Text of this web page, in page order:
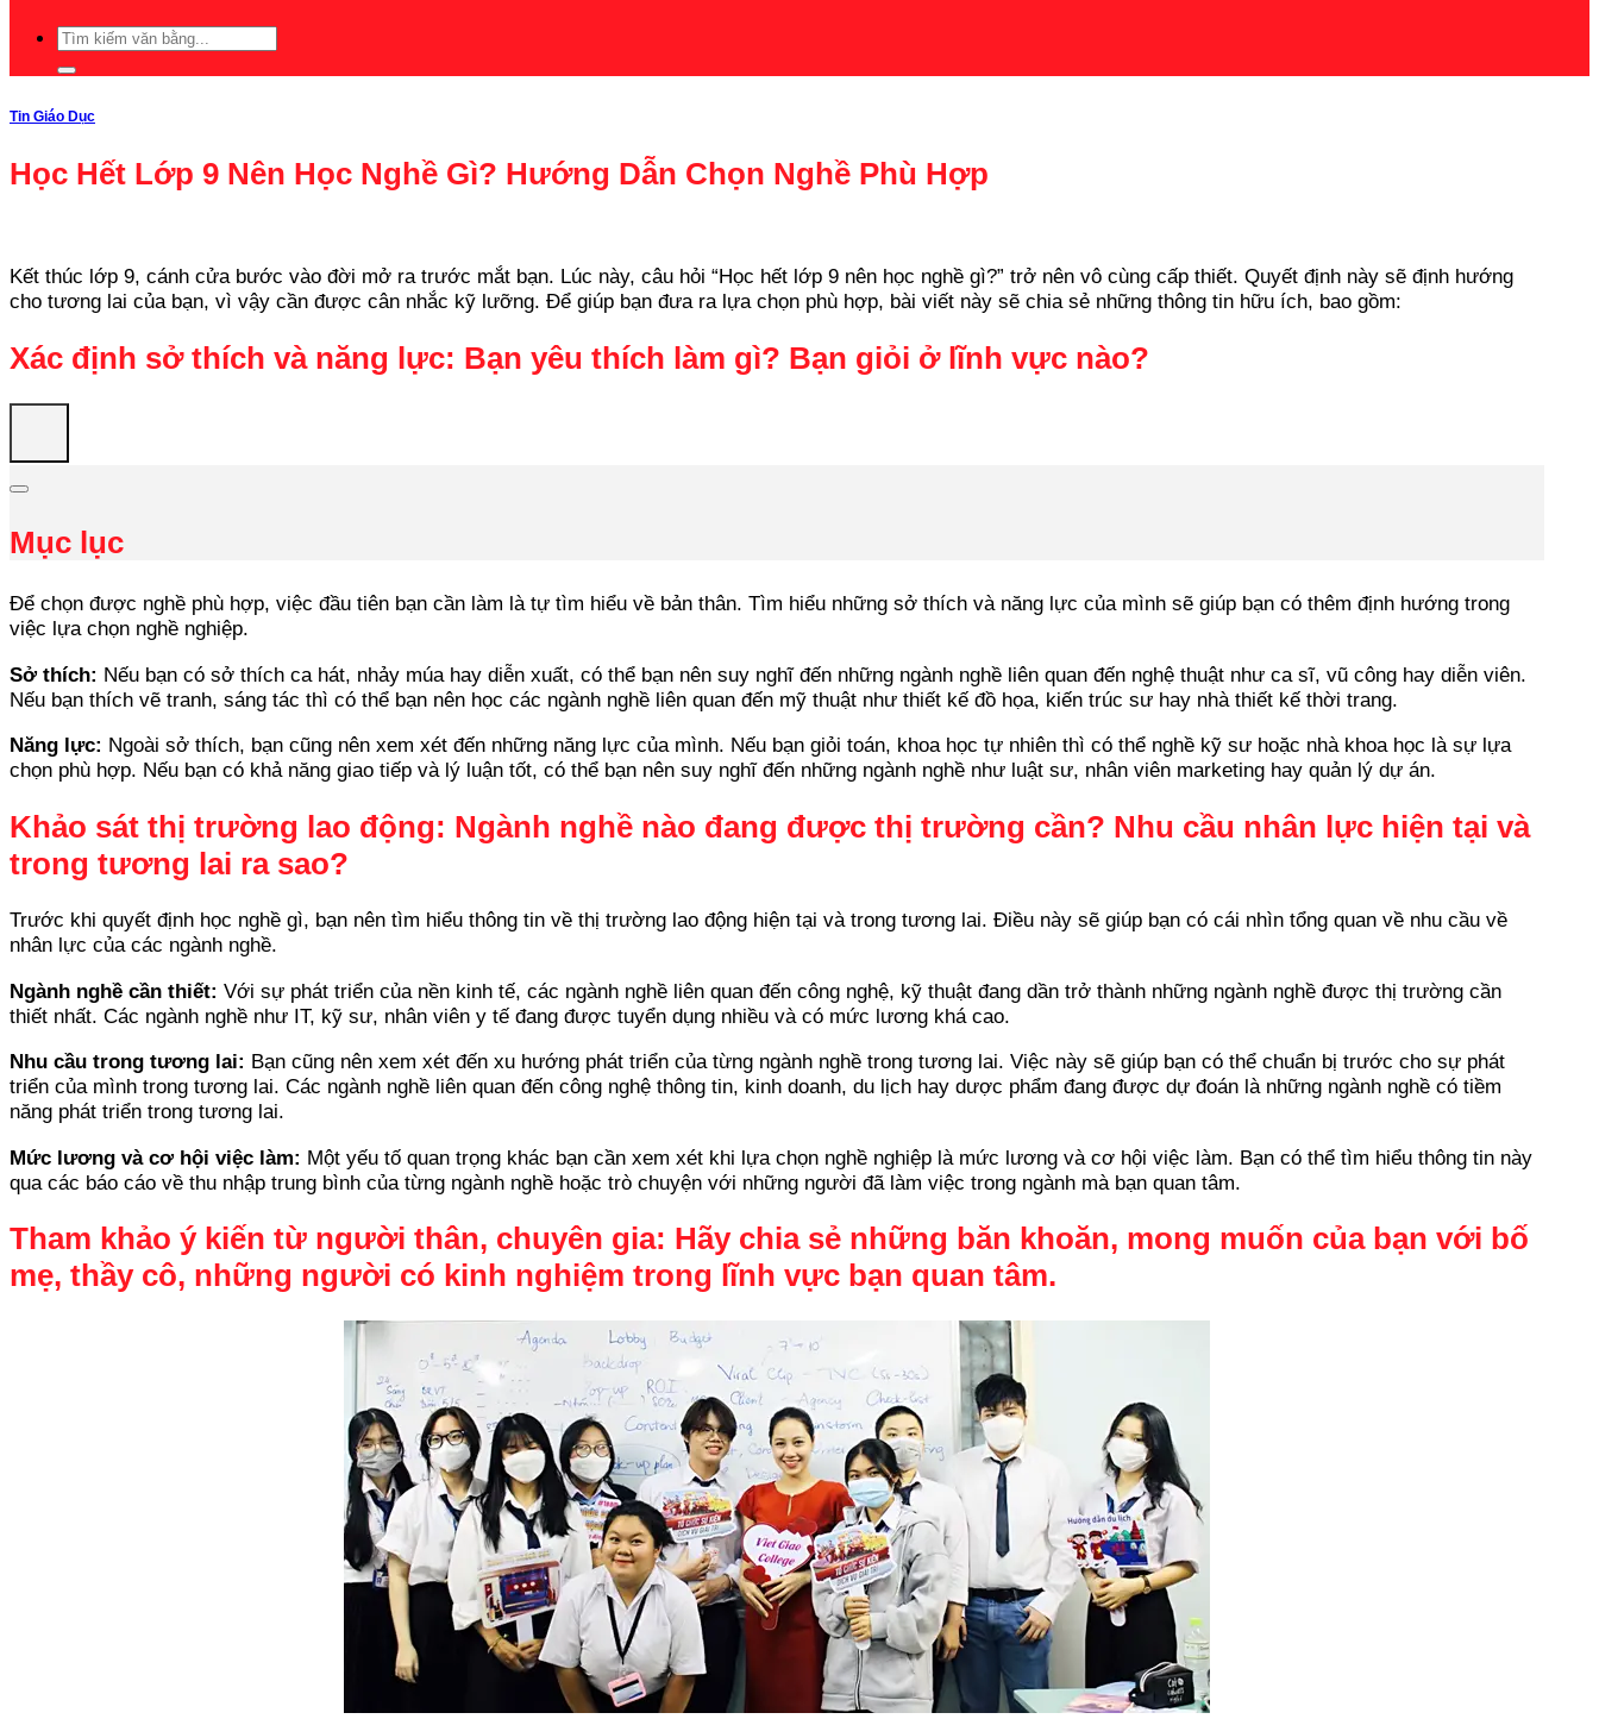
Tin Giáo Dục
Học Hết Lớp 9 Nên Học Nghề Gì? Hướng Dẫn Chọn Nghề Phù Hợp
Kết thúc lớp 9, cánh cửa bước vào đời mở ra trước mắt bạn. Lúc này, câu hỏi “Học hết lớp 9 nên học nghề gì?” trở nên vô cùng cấp thiết. Quyết định này sẽ định hướng
cho tương lai của bạn, vì vậy cần được cân nhắc kỹ lưỡng. Để giúp bạn đưa ra lựa chọn phù hợp, bài viết này sẽ chia sẻ những thông tin hữu ích, bao gồm:
Xác định sở thích và năng lực: Bạn yêu thích làm gì? Bạn giỏi ở lĩnh vực nào?
Mục lục
Để chọn được nghề phù hợp, việc đầu tiên bạn cần làm là tự tìm hiểu về bản thân. Tìm hiểu những sở thích và năng lực của mình sẽ giúp bạn có thêm định hướng trong
việc lựa chọn nghề nghiệp.
Sở thích: Nếu bạn có sở thích ca hát, nhảy múa hay diễn xuất, có thể bạn nên suy nghĩ đến những ngành nghề liên quan đến nghệ thuật như ca sĩ, vũ công hay diễn viên.
Nếu bạn thích vẽ tranh, sáng tác thì có thể bạn nên học các ngành nghề liên quan đến mỹ thuật như thiết kế đồ họa, kiến trúc sư hay nhà thiết kế thời trang.
Năng lực: Ngoài sở thích, bạn cũng nên xem xét đến những năng lực của mình. Nếu bạn giỏi toán, khoa học tự nhiên thì có thể nghề kỹ sư hoặc nhà khoa học là sự lựa
chọn phù hợp. Nếu bạn có khả năng giao tiếp và lý luận tốt, có thể bạn nên suy nghĩ đến những ngành nghề như luật sư, nhân viên marketing hay quản lý dự án.
Khảo sát thị trường lao động: Ngành nghề nào đang được thị trường cần? Nhu cầu nhân lực hiện tại và
trong tương lai ra sao?
Trước khi quyết định học nghề gì, bạn nên tìm hiểu thông tin về thị trường lao động hiện tại và trong tương lai. Điều này sẽ giúp bạn có cái nhìn tổng quan về nhu cầu về
nhân lực của các ngành nghề.
Ngành nghề cần thiết: Với sự phát triển của nền kinh tế, các ngành nghề liên quan đến công nghệ, kỹ thuật đang dần trở thành những ngành nghề được thị trường cần
thiết nhất. Các ngành nghề như IT, kỹ sư, nhân viên y tế đang được tuyển dụng nhiều và có mức lương khá cao.
Nhu cầu trong tương lai: Bạn cũng nên xem xét đến xu hướng phát triển của từng ngành nghề trong tương lai. Việc này sẽ giúp bạn có thể chuẩn bị trước cho sự phát
triển của mình trong tương lai. Các ngành nghề liên quan đến công nghệ thông tin, kinh doanh, du lịch hay dược phẩm đang được dự đoán là những ngành nghề có tiềm
năng phát triển trong tương lai.
Mức lương và cơ hội việc làm: Một yếu tố quan trọng khác bạn cần xem xét khi lựa chọn nghề nghiệp là mức lương và cơ hội việc làm. Bạn có thể tìm hiểu thông tin này
qua các báo cáo về thu nhập trung bình của từng ngành nghề hoặc trò chuyện với những người đã làm việc trong ngành mà bạn quan tâm.
Tham khảo ý kiến từ người thân, chuyên gia: Hãy chia sẻ những băn khoăn, mong muốn của bạn với bố
mẹ, thầy cô, những người có kinh nghiệm trong lĩnh vực bạn quan tâm.